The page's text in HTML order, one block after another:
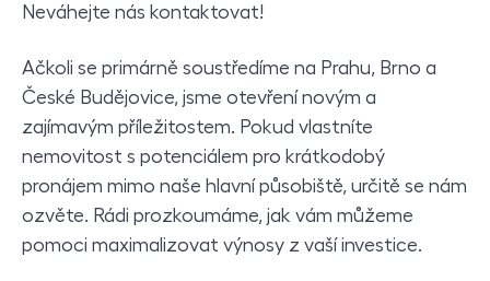
Neváhejte nás kontaktovat!
Ačkoli se primárně soustředíme na Prahu, Brno a
České Budějovice, jsme otevření novým a
zajímavým příležitostem. Pokud vlastníte
nemovitost s potenciálem pro krátkodobý
pronájem mimo naše hlavní působiště, určitě se nám
ozvěte. Rádi prozkoumáme, jak vám můžeme
pomoci maximalizovat výnosy z vaší investice.